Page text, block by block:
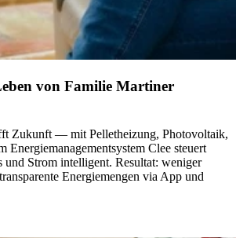
von Familie Martiner
Zukunft — mit Pelletheizung, Photovoltaik,
Energiemanagementsystem Clee steuert
und Strom intelligent. Resultat: weniger
Energiemengen via App und